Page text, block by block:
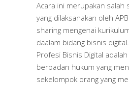
Acara ini merupakan salah
yang dilaksanakan oleh
sharing mengenai
daalam bidang bisnis
Profesi Bisnis Digital
berbadan hukum yang
sekelompok orang yang